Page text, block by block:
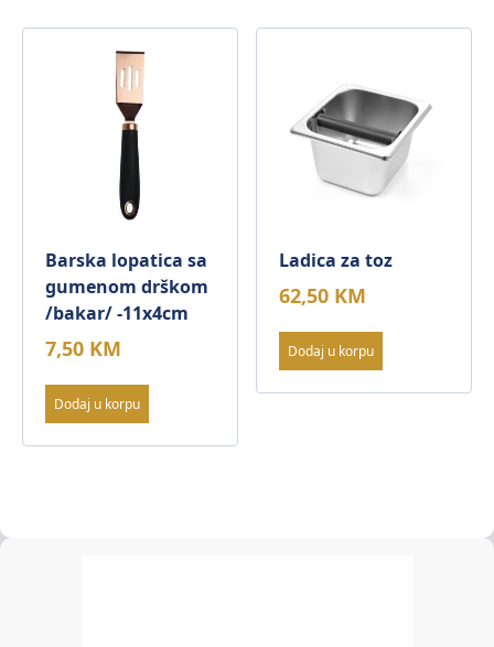
Barska lopatica sa
gumenom drškom
/bakar/ -11x4cm
7,50 KM
Dodaj u korpu
Ladica za toz
62,50 KM
Dodaj u korpu